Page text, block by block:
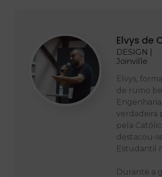
Elvys de
DESIGN |
Joinville
Elvys,
de rumo
verdadeira
pela
destacou-
Estudantil
Durante a